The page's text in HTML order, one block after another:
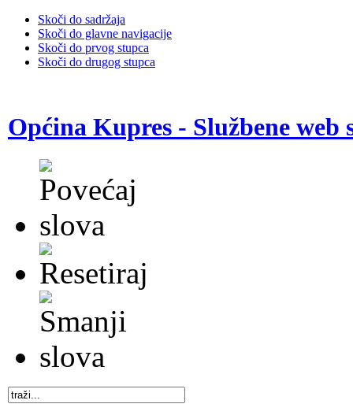
Skoči do sadržaja
Skoči do glavne navigacije
Skoči do prvog stupca
Skoči do drugog stupca
Općina Kupres - Službene web